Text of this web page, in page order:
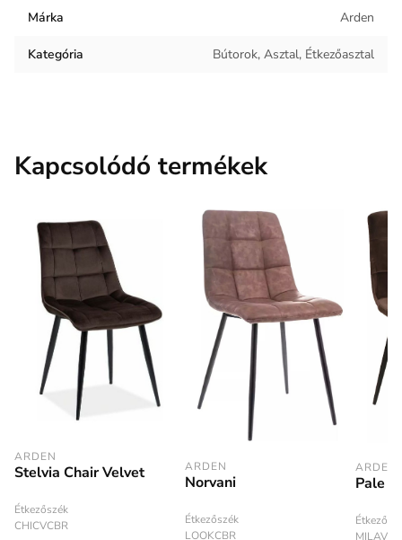
Keret anyaga Fém
Munkalap anyaga Edzett üveg, Kerámia
Márka Arden
Kategória Bútorok, Asztal, Étkezőasztal
Kapcsolódó termékek
ARDEN
Stelvia Chair Velvet
Étkezőszék
CHICVCBR
ARDEN
Norvani
Étkezőszék
LOOKCBR
ARDEN
Pale